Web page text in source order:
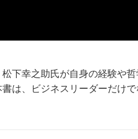
下幸之助氏が自身の経験や
は、ビジネスリーダーだけ